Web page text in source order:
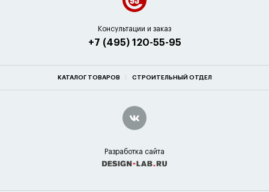
Консультации и заказ
+7 (495) 120-55-95
КАТАЛОГ ТОВАРОВ СТРОИТЕЛЬНЫЙ ОТДЕЛ
Разработка сайта